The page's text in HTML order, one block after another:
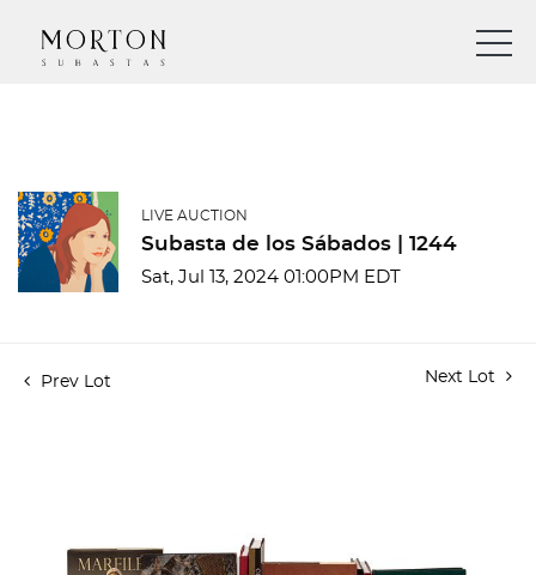
LIVE AUCTION
Subasta de los Sábados | 1244
Sat, Jul 13, 2024 01:00PM EDT
Prev Lot Next Lot